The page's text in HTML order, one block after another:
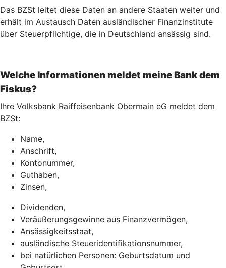
Das BZSt leitet diese Daten an andere Staaten weiter und
erhält im Austausch Daten ausländischer Finanzinstitute
über Steuerpflichtige, die in Deutschland ansässig sind.
Welche Informationen meldet meine Bank dem
Fiskus?
Ihre Volksbank Raiffeisenbank Obermain eG meldet dem
BZSt:
Name,
Anschrift,
Kontonummer,
Guthaben,
Zinsen,
Dividenden,
Veräußerungsgewinne aus Finanzvermögen,
Ansässigkeitsstaat,
ausländische Steueridentifikationsnummer,
bei natürlichen Personen: Geburtsdatum und